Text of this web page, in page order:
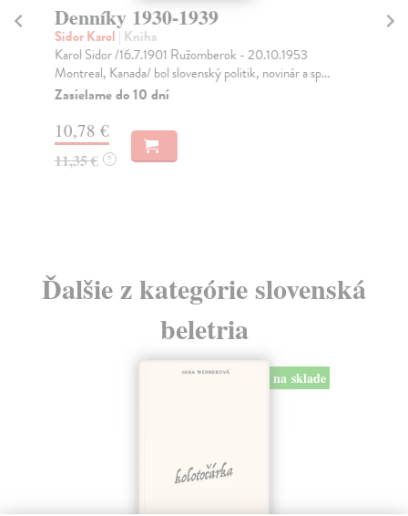
Denníky 1930-1939
Sidor Karol | Kniha
Karol Sidor /16.7.1901 Ružomberok - 20.10.1953
Montreal, Kanada/ bol slovenský politik, novinár a sp...
Zasielame do 10 dní
10,78 €
11,35 € ?
Ďalšie z kategórie slovenská
beletria
na sklade